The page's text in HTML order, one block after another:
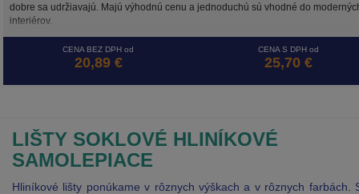
dobre sa udržiavajú. Majú výhodnú cenu a jednoduchú sú vhodné do
interiérov.
CENA BEZ DPH od
20,89 €
CENA S DPH od
25,70 €
LIŠTY SOKLOVÉ HLINÍKOVÉ
SAMOLEPIACE
Hliníkové lišty ponúkame v rôznych výškach a v rôznych farbách.